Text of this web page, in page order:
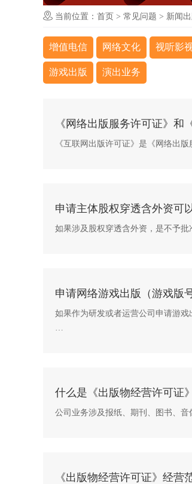
当前位置： 首页 > 常见问题 > 新闻
增值电信 网络文化 视听影
游戏出版 演出业务
《网络出版服务许可证》和
《互联网出版许可证》是《网络出
申请主体股权穿透含外资可
如果涉及股权穿透含外资，是不予批
申请网络游戏出版（游戏版
如果作为研发或者运营公司申请游
什么是《出版物经营许可证
公司业务涉及报纸、期刊、图书、
《出版物经营许可证》经营